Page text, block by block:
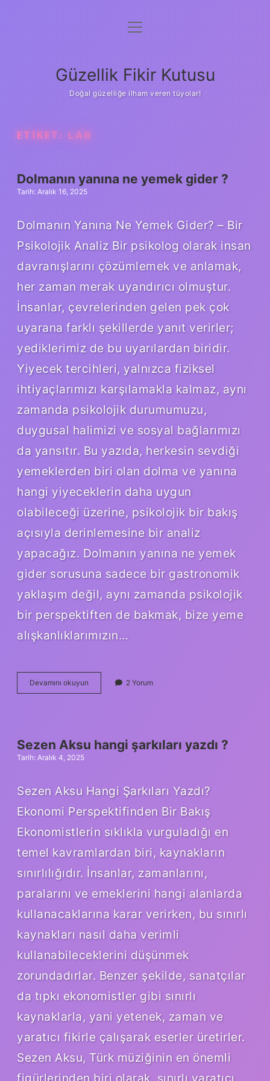
Anasayfa
Yasal Uyarı
menüyü
Güzellik Fikir Kutusu
Doğal güzelliğe ilham veren tüyolar!
ETIKET: LAR
Dolmanın yanına ne yemek gider ?
Tarih: Aralık 16, 2025
Dolmanın Yanına Ne Yemek Gider? – Bir
Psikolojik Analiz Bir psikolog olarak insan
davranışlarını çözümlemek ve anlamak,
her zaman merak uyandırıcı olmuştur.
İnsanlar, çevrelerinden gelen pek çok
uyarana farklı şekillerde yanıt verirler;
yediklerimiz de bu uyarılardan biridir.
Yiyecek tercihleri, yalnızca fiziksel
ihtiyaçlarımızı karşılamakla kalmaz, aynı
zamanda psikolojik durumumuzu,
duygusal halimizi ve sosyal bağlarımızı
da yansıtır. Bu yazıda, herkesin sevdiği
yemeklerden biri olan dolma ve yanına
hangi yiyeceklerin daha uygun
olabileceği üzerine, psikolojik bir bakış
açısıyla derinlemesine bir analiz
yapacağız. Dolmanın yanına ne yemek
gider sorusuna sadece bir gastronomik
yaklaşım değil, aynı zamanda psikolojik
bir perspektiften de bakmak, bize yeme
alışkanlıklarımızın…
Devamını okuyun Dolmanın
yanına
2 Yorum
Sezen Aksu hangi şarkıları yazdı ?
Tarih: Aralık 4, 2025
Sezen Aksu Hangi Şarkıları Yazdı?
Ekonomi Perspektifinden Bir Bakış
Ekonomistlerin sıklıkla vurguladığı en
temel kavramlardan biri, kaynakların
sınırlılığıdır. İnsanlar, zamanlarını,
paralarını ve emeklerini hangi alanlarda
kullanacaklarına karar verirken, bu sınırlı
kaynakları nasıl daha verimli
kullanabileceklerini düşünmek
zorundadırlar. Benzer şekilde, sanatçılar
da tıpkı ekonomistler gibi sınırlı
kaynaklarla, yani yetenek, zaman ve
yaratıcı fikirle çalışarak eserler üretirler.
Sezen Aksu, Türk müziğinin en önemli
figürlerinden biri olarak, sınırlı yaratıcı